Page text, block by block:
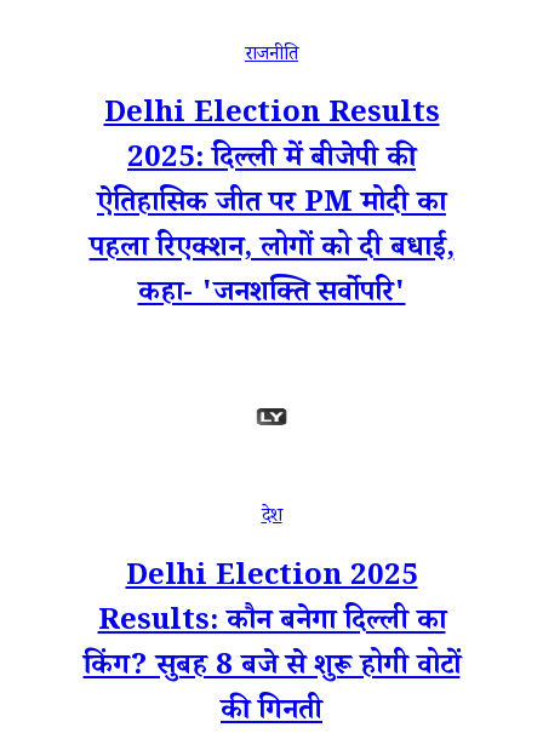
राजनीति
Delhi Election Results
2025: दिल्ली में बीजेपी की
ऐतिहासिक जीत पर PM मोदी का
पहला रिएक्शन, लोगों को दी बधाई,
कहा- 'जनशक्ति सर्वोपरि'
देश
Delhi Election 2025
Results: कौन बनेगा दिल्ली का
किंग? सुबह 8 बजे से शुरू होगी वोटों
की गिनती